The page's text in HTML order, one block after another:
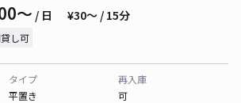
〜 / 日 ¥30〜 / 15分
し可
タイプ
平置き
再入庫
可